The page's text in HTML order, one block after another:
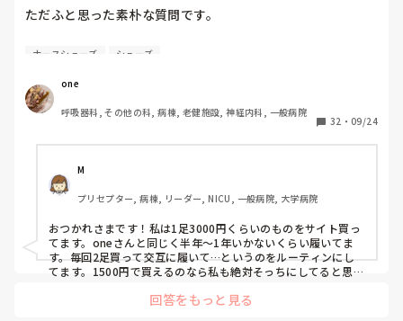
迷惑かけずに働けるようになりたいという
これも短所の1つ。
楽しかった今日
短所が気になって仕方がない今
頭の中は常に複数人の自分同士が
あれこれ意見を出し合って会議中です。
この性格は、きっとなおらないだろうから
向き合い方を探し中です。
前よりは、ほんの少しだけ分かってきて、
｢まぁこういう人もいるよね｣
慣れることも許すことも流す事も出来ない。
これは、
もう何年も自分と向き合ってきて分かった事。
｢私は言葉で死んでいく｣
挨拶を交わす程度で、
こちらから話しかける事はありません。
でも、いつでも笑顔です。
もうそれだけで十分なのかなって。
働き始めて1ヶ月が経ちました。
いろんなポジションを毎日ランダムで
させていただいてます。
教え方も人それぞれです。
そのため元の大学近くのリハビリ病院へ今年1月より任務し
(免許はあってもパニックになるため運転が出来ないです)交
通の発達した地域にいる必要があったこと。
メンタルが強くは無いので、知人がいるところが良かったこ
私の中では大学戻る前提で、その繋ぎとして今の職場に来ま
今の職場を選んだのは大学に近かったか。
1つ前がリハビリ病棟だったので、どうせ1年待つならばもう
少しリハビリを学ぼうとおもったこと。
大学から送られてくる患者さん(自分がかつて看ていた疾患)
で大学に戻ろうと思ったんです。
看護部長へという流れで伝達されたようです。
参した記憶があります。
ららさんのところはコネで出戻りしている人はいない感じです
か？💦
ただふと思った素朴な質問です。
自費購入するナースシューズ(職場で使用してる靴)っていく
わたしの職場の指定は「白のスニーカー」。
すぐに汚くなるので1,500円は絶対に超えたくない思いがあ
半年〜1年未満で交換しています。
職場の人が「ナースシューズに3000円以上は出せない」っ
て言ってて、わたしの倍額は出せるのか！とびっくりしたの
で、世の皆さんはどうなのかなと…🤔
ナースシューズ シューズ
one
呼吸器科, その他の科, 病棟, 老健施設, 神経内科, 一般病院
32 ・ 09/24
M
プリセプター, 病棟, リーダー, NICU, 一般病院, 大学病院
おつかれさまです！私は1足3000円くらいのものをサイト買っ
てます。oneさんと同じく半年〜1年いかないくらい履いてま
す。毎回2足買って交互に履いて…というのをルーティンにし
てます。1500円で買えるのなら私も絶対そっちにしてると思う
回答をもっと見る